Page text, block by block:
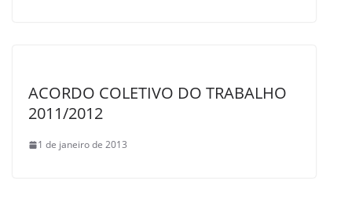
ACORDO COLETIVO DO TRABALHO
2011/2012
1 de janeiro de 2013